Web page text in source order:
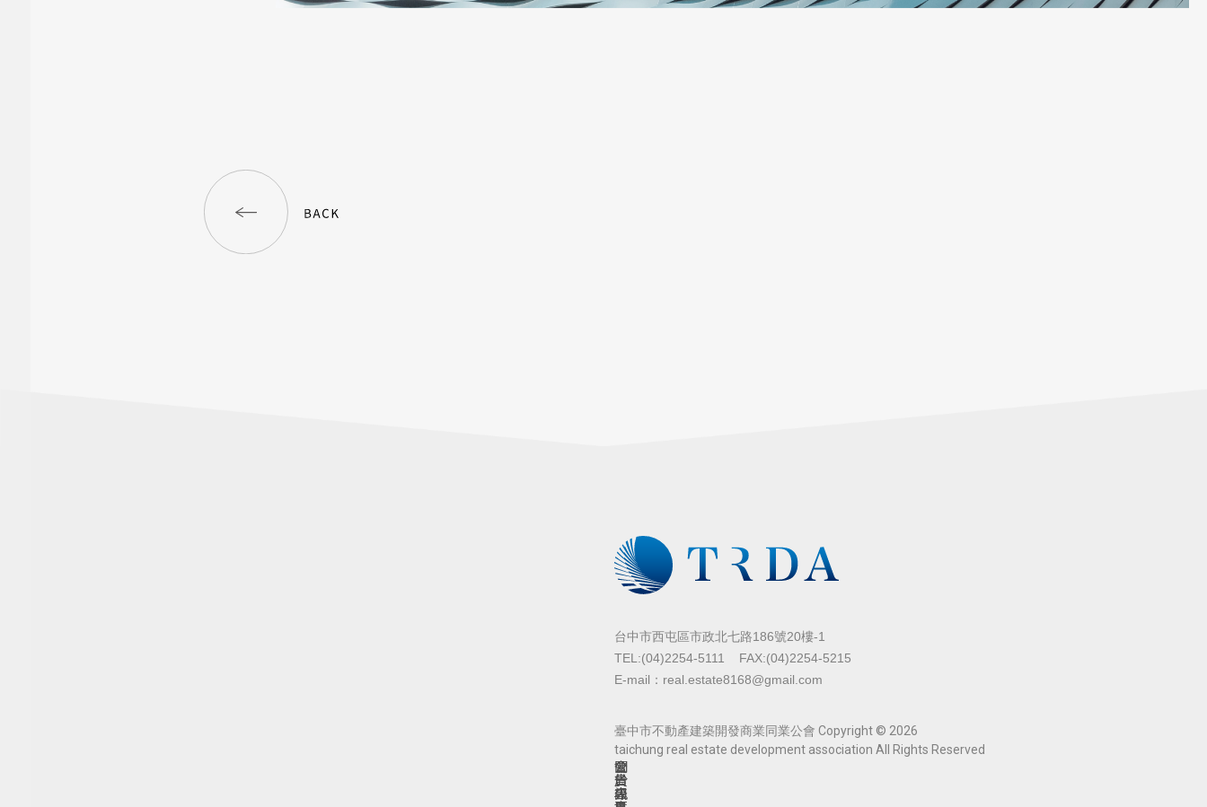
台中市西屯區市政北七路186號20樓-1
TEL:(04)2254-5111
FAX:(04)2254-5215
E-mail：real.estate8168@gmail.com
臺中市不動產建築開發商業同業公會 Copyright © 2026
taichung real estate development association All Rights Reserved
關
於
公
公
告
訊
會
員
專